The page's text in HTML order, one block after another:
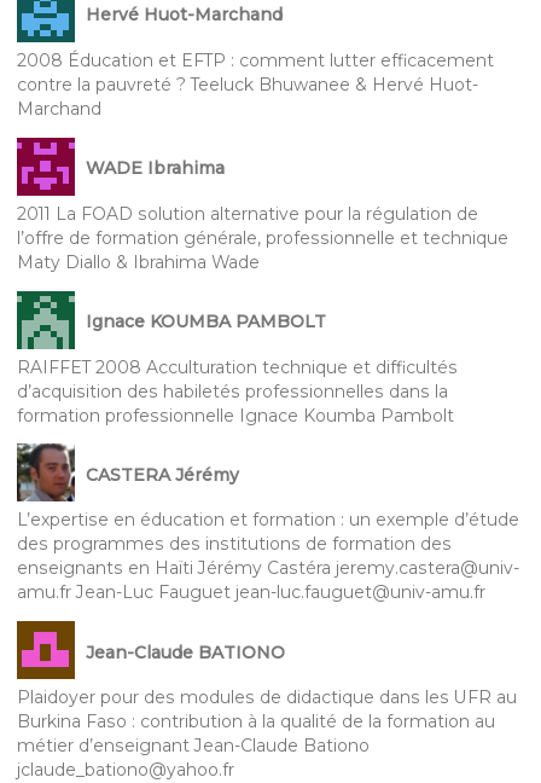
Hervé Huot-Marchand
2008 Éducation et EFTP : comment lutter efficacement
contre la pauvreté ? Teeluck Bhuwanee & Hervé Huot-
Marchand
WADE Ibrahima
2011 La FOAD solution alternative pour la régulation de
l’offre de formation générale, professionnelle et technique
Maty Diallo & Ibrahima Wade
Ignace KOUMBA PAMBOLT
RAIFFET 2008 Acculturation technique et difficultés
d’acquisition des habiletés professionnelles dans la
formation professionnelle Ignace Koumba Pambolt
CASTERA Jérémy
L’expertise en éducation et formation : un exemple d’étude
des programmes des institutions de formation des
enseignants en Haïti Jérémy Castéra jeremy.castera@univ-
amu.fr Jean-Luc Fauguet jean-luc.fauguet@univ-amu.fr
Jean-Claude BATIONO
Plaidoyer pour des modules de didactique dans les UFR au
Burkina Faso : contribution à la qualité de la formation au
métier d’enseignant Jean-Claude Bationo
jclaude_bationo@yahoo.fr